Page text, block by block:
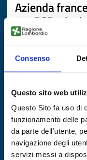
Consenso
Questo sito web
Questo Sito fa uso di
funzionamento delle
da parte dell’utente,
navigazione degli
servizi messi a
Azienda
per PCB e
partner
ID: